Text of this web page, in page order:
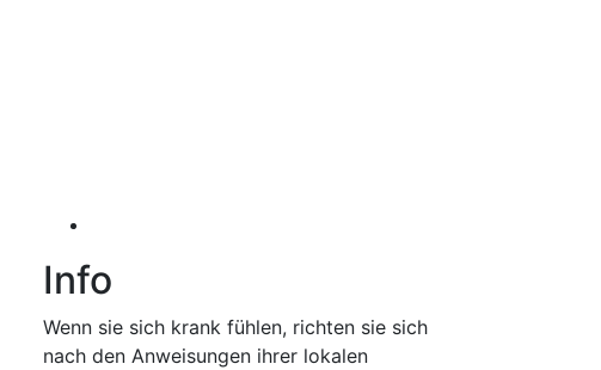
Info
Wenn sie sich krank fühlen, richten sie sich
nach den Anweisungen ihrer lokalen